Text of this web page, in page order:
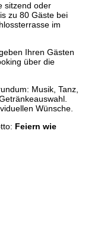
sitzend oder
zu 80 Gäste bei
im
Ihren Gästen
über die
Musik, Tanz,
Wünsche.
Feiern wie